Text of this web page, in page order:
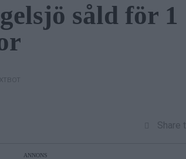
såld för 1
Share
ANNONS